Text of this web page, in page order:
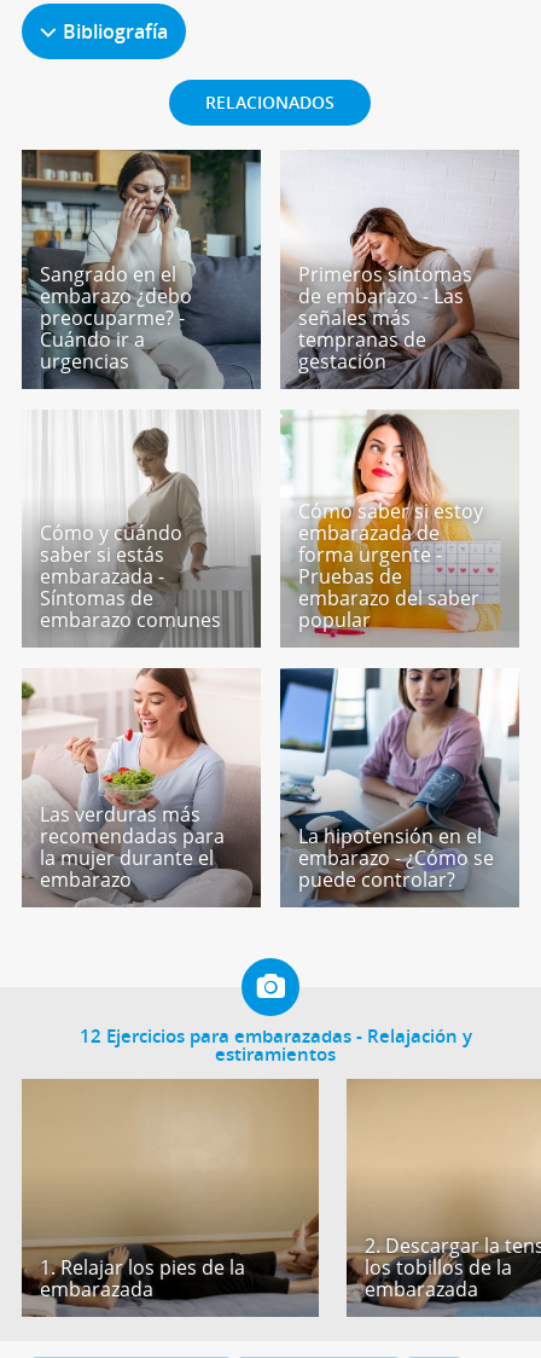
Bibliografía
RELACIONADOS
Sangrado en el
embarazo ¿debo
preocuparme? -
Cuándo ir a
urgencias
Primeros síntomas
de embarazo - Las
señales más
tempranas de
gestación
Cómo y cuándo
saber si estás
embarazada -
Síntomas de
embarazo comunes
Cómo saber si estoy
embarazada de
forma urgente -
Pruebas de
embarazo del saber
popular
Las verduras más
recomendadas para
la mujer durante el
embarazo
La hipotensión en el
embarazo - ¿Cómo se
puede controlar?
12 Ejercicios para embarazadas - Relajación y
estiramientos
1. Relajar los pies de la
embarazada
2. Descargar la
los tobillos de la
embarazada